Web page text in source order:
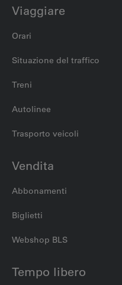
Viaggiare
Orari
Situazione del traffico
Treni
Autolinee
Trasporto veicoli
Vendita
Abbonamenti
Biglietti
Webshop BLS
Tempo libero